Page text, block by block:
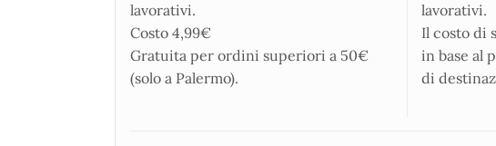
lavorativi.
Costo 4,99€
Gratuita per ordini superiori a 50€
(solo a Palermo).
lavorativi.
Il costo di
in base al
di